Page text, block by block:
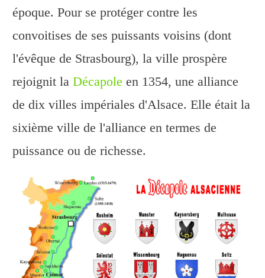
époque. Pour se protéger contre les
convoitises de ses puissants voisins (dont
l'évêque de Strasbourg), la ville prospère
rejoignit la Décapole en 1354, une alliance
de dix villes impériales d'Alsace. Elle était la
sixième ville de l'alliance en termes de
puissance ou de richesse.